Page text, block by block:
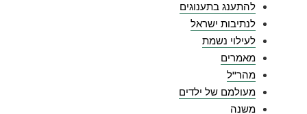
להתענג בתענוגים
לנתיבות ישראל
לעילוי נשמת
מאמרים
מהר"ל
מעולמם של ילדים
משנה